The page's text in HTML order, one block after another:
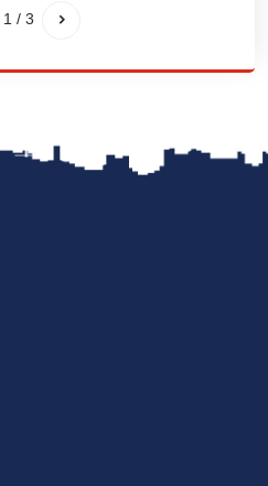
1 / 3